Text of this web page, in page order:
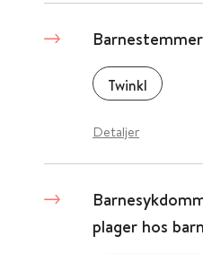
Twinkl
Detaljer
plager hos barn